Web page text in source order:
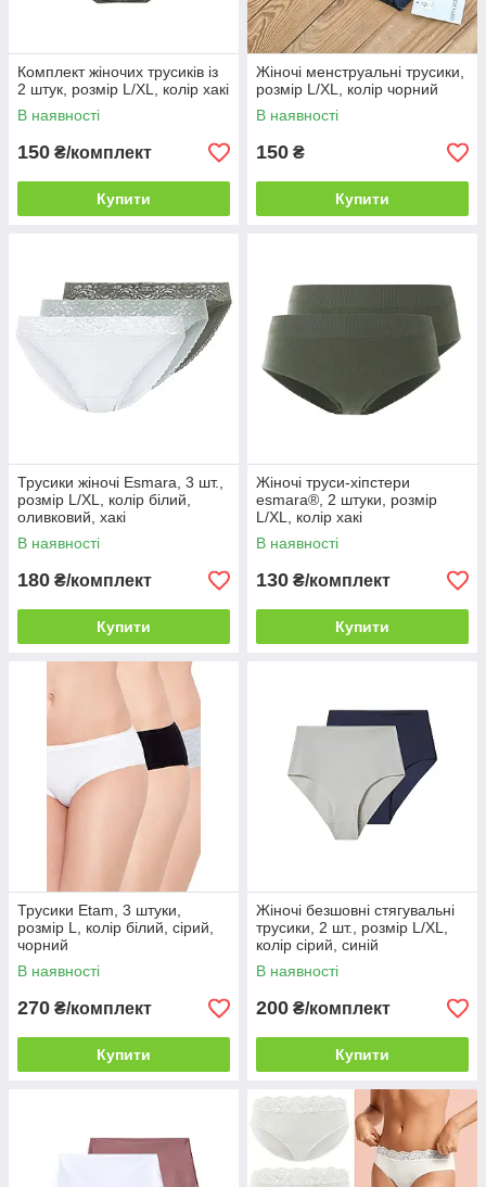
Комплект жіночих трусиків із
2 штук, розмір L/XL, колір хакі
В наявності
150 ₴/комплект
Купити
Жіночі менструальні трусики,
розмір L/XL, колір чорний
В наявності
150 ₴
Купити
Трусики жіночі Esmara, 3 шт.,
розмір L/XL, колір білий,
оливковий, хакі
В наявності
180 ₴/комплект
Купити
Жіночі труси-хіпстери
esmara®, 2 штуки, розмір
L/XL, колір хакі
В наявності
130 ₴/комплект
Купити
Трусики Etam, 3 штуки,
розмір L, колір білий, сірий,
чорний
В наявності
270 ₴/комплект
Купити
Жіночі безшовні стягувальні
трусики, 2 шт., розмір L/XL,
колір сірий, синій
В наявності
200 ₴/комплект
Купити